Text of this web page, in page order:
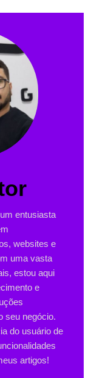
entusiasta
websites e
uma vasta
estou aqui
e
seu negócio.
do usuário de
artigos!